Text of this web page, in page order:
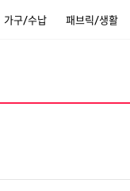
가구/수납 패브릭/생활